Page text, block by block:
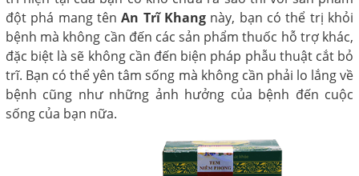
đột phá mang tênAn Trĩ Khang này, bạn có thể trị khỏi
bệnh mà không cần đến các sản phẩm thuốc hỗ trợ khác,
đặc biệt là sẽ không cần đến biện pháp phẫu thuật cắt bỏ
trĩ. Bạn có thể yên tâm sống mà không cần phải lo lắng về
bệnh cũng như những ảnh hưởng của bệnh đến cuộc
sống của bạn nữa.